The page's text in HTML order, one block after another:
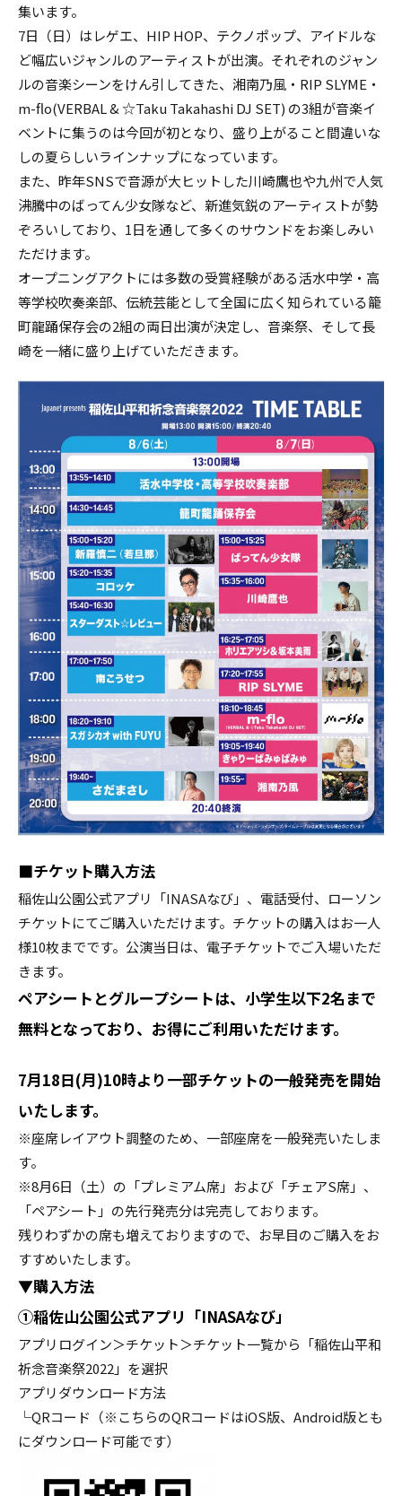
集います。
7日（日）はレゲエ、HIP HOP、テクノポップ、アイドルな
ど幅広いジャンルのアーティストが出演。それぞれのジャン
ルの音楽シーンをけん引してきた、湘南乃風・RIP SLYME・
m-flo(VERBAL & ☆Taku Takahashi DJ SET) の3組が音楽イ
ベントに集うのは今回が初となり、盛り上がること間違いな
しの夏らしいラインナップになっています。
また、昨年SNSで音源が大ヒットした川崎鷹也や九州で人気
沸騰中のばってん少女隊など、新進気鋭のアーティストが勢
ぞろいしており、1日を通して多くのサウンドをお楽しみい
ただけます。
オープニングアクトには多数の受賞経験がある活水中学・高
等学校吹奏楽部、伝統芸能として全国に広く知られている籠
町龍踊保存会の2組の両日出演が決定し、音楽祭、そして長
崎を一緒に盛り上げていただきます。
■チケット購入方法
稲佐山公園公式アプリ「INASAなび」、電話受付、ローソン
チケットにてご購入いただけます。チケットの購入はお一人
様10枚までです。公演当日は、電子チケットでご入場いただ
きます。
ペアシートとグループシートは、小学生以下2名まで
無料となっており、お得にご利用いただけます。
7月18日(月)10時より一部チケットの一般発売を開始
いたします。
※座席レイアウト調整のため、一部座席を一般発売いたしま
す。
※8月6日（土）の「プレミアム席」および「チェアS席」、
「ペアシート」の先行発売分は完売しております。
残りわずかの席も増えておりますので、お早目のご購入をお
すすめいたします。
▼購入方法
①稲佐山公園公式アプリ「INASAなび」
アプリログイン＞チケット＞チケット一覧から「稲佐山平和
祈念音楽祭2022」を選択
アプリダウンロード方法
└QRコード（※こちらのQRコードはiOS版、Android版とも
にダウンロード可能です）